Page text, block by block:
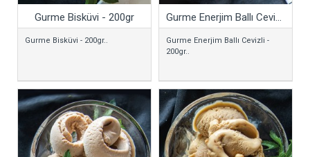
Gurme Bisküvi - 200gr
Gurme Bisküvi - 200gr..
Gurme Enerjim Ballı Cevizli - 200gr
Gurme Enerjim Ballı Cevizli -
200gr..